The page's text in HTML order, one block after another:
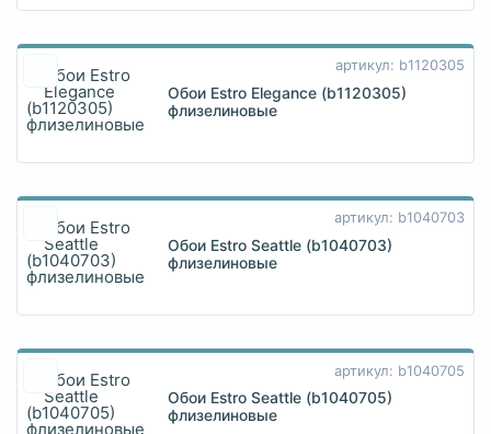
артикул: b1120305
Обои Estro Elegance (b1120305)
флизелиновые
артикул: b1040703
Обои Estro Seattle (b1040703)
флизелиновые
артикул: b1040705
Обои Estro Seattle (b1040705)
флизелиновые